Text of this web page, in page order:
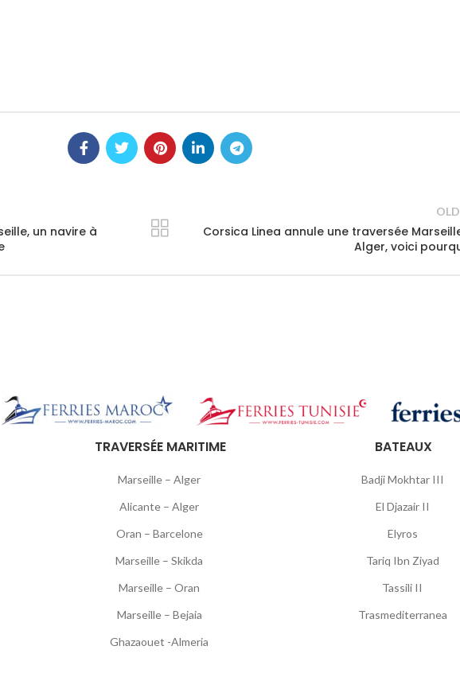
un navire à
Corsica Linea annule une traversée
Alger, voici
TRAVERSÉE MARITIME
Marseille – Alger
Alicante – Alger
Oran – Barcelone
Marseille – Skikda
Marseille – Oran
Marseille – Bejaia
Ghazaouet -Almeria
BATEAUX
Badji Mokhtar III
El Djazair II
Elyros
Tariq Ibn Ziyad
Tassili II
Trasmediterranea